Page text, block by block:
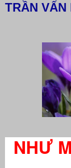
TRẦN VẤN
NHƯ